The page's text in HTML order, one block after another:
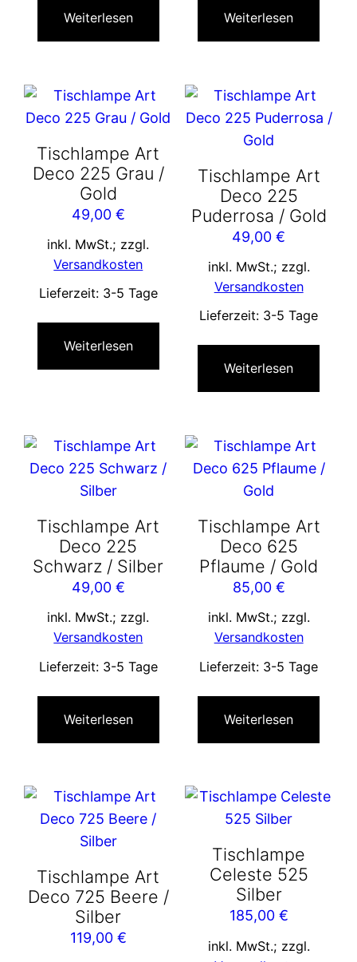
Weiterlesen Weiterlesen
Tischlampe Art
Deco 225 Grau /
Gold
49,00 €
inkl. MwSt.; zzgl.
Versandkosten
Lieferzeit: 3-5 Tage
Weiterlesen
Tischlampe Art
Deco 225
Puderrosa / Gold
49,00€
inkl. MwSt.; zzgl.
Versandkosten
Lieferzeit: 3-5 Tage
Weiterlesen
Tischlampe Art
Deco 225
Schwarz / Silber
49,00 €
inkl. MwSt.; zzgl.
Versandkosten
Lieferzeit: 3-5 Tage
Weiterlesen
Tischlampe Art
Deco 625
Pflaume / Gold
85,00 €
inkl. MwSt.; zzgl.
Versandkosten
Lieferzeit: 3-5 Tage
Weiterlesen
Tischlampe Art
Deco 725 Beere /
Silber
119,00 €
Tischlampe
Celeste 525
Silber
185,00 €
inkl. MwSt.; zzgl.